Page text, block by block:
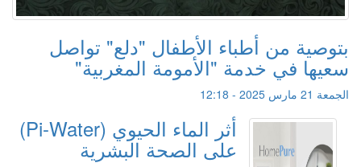
بتوصية من أطباء الأطفال "دلع" تواصل
سعيها في خدمة "الأمومة المغربية"
الجمعة 21 مارس 2025 - 12:18
أثر الماء الحيوي (Pi-Water)
على الصحة البشرية